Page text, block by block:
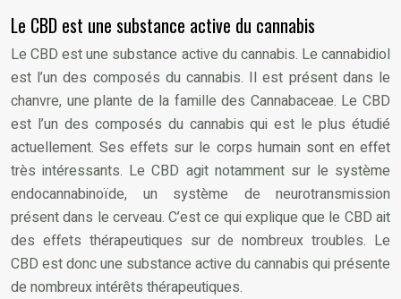
Le CBD est une substance active du cannabis
Le CBD est une substance active du cannabis. Le cannabidiol
est l’un des composés du cannabis. Il est présent dans le
chanvre, une plante de la famille des Cannabaceae. Le CBD
est l’un des composés du cannabis qui est le plus étudié
actuellement. Ses effets sur le corps humain sont en effet
très intéressants. Le CBD agit notamment sur le système
endocannabinoïde, un système de neurotransmission
présent dans le cerveau. C’est ce qui explique que le CBD ait
des effets thérapeutiques sur de nombreux troubles. Le
CBD est donc une substance active du cannabis qui présente
de nombreux intérêts thérapeutiques.